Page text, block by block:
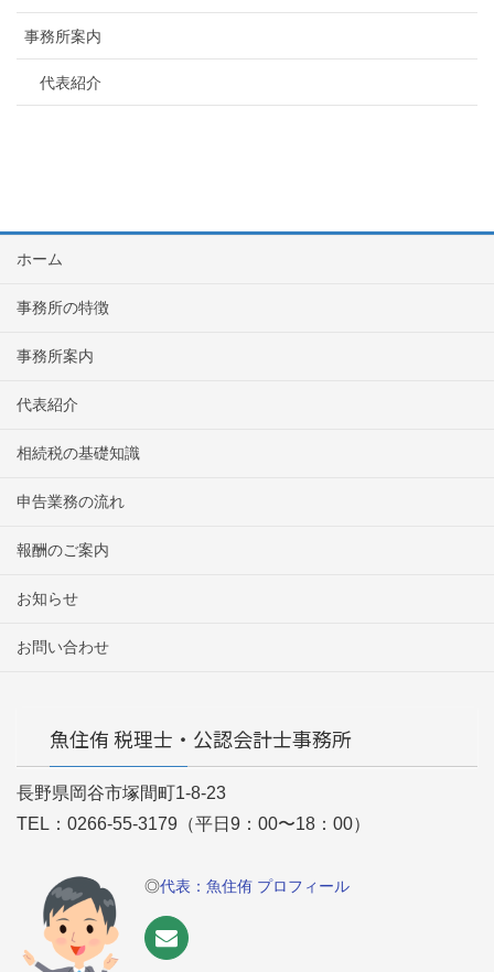
事務所案内
代表紹介
ホーム
事務所の特徴
事務所案内
代表紹介
相続税の基礎知識
申告業務の流れ
報酬のご案内
お知らせ
お問い合わせ
魚住侑 税理士・公認会計士事務所
長野県岡谷市塚間町1-8-23
TEL：0266-55-3179（平日9：00〜18：00）
◎代表：魚住侑 プロフィール